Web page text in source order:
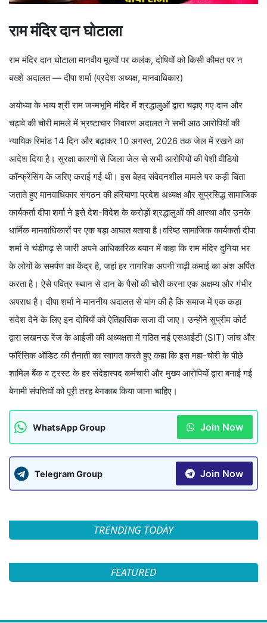
राम मंदिर दान घोटाला
राम मंदिर दान घोटाला मानवीय मूल्यों पर कलंक, दोषियों को किसी कीमत पर न
बख्शे अदालत — दीपा शर्मा (प्रदेश अध्यक्ष, मानवाधिकार)
अयोध्या के भव्य श्री राम जन्मभूमि मंदिर में श्रद्धालुओं द्वारा चढ़ाए गए दान और
चढ़ावे की चोरी मामले में भ्रष्टाचार निवारण अदालत ने सभी आठ आरोपियों की
न्यायिक रिमांड 14 दिन और बढ़ाकर 10 अगस्त, 2026 तक जेल में रखने का
आदेश दिया है। सुरक्षा कारणों से जिला जेल से सभी आरोपियों की पेशी वीडियो
कॉन्फ्रेंसिंग के जरिए कराई गई थी। इस बेहद संवेदनशील मामले पर कड़ी चिंता
जताते हुए मानवाधिकार संगठन की हरियाणा प्रदेश अध्यक्ष और सुप्रसिद्ध सामाजिक
कार्यकर्ता दीपा शर्मा ने इसे देश-विदेश के करोड़ों श्रद्धालुओं की आस्था और उनके
धार्मिक मानवाधिकारों पर एक बड़ा आघात बताया है।वरिष्ठ सामाजिक कार्यकर्ता दीपा
शर्मा ने चंडीगढ़ से जारी अपने आधिकारिक बयान में कहा कि राम मंदिर दुनिया भर
के लोगों के समर्पण का केंद्र है, जहां हर नागरिक अपनी गाढ़ी कमाई का अंश अर्पित
करता है। ऐसे पवित्र स्थान से दान के पैसों की चोरी करना एक अक्षम्य और गंभीर
अपराध है। दीपा शर्मा ने माननीय अदालत से मांग की है कि समाज में एक कड़ा
संदेश देने के लिए इन दोषियों को ऐतिहासिक सजा दी जाए। उन्होंने सुप्रीम कोर्ट
द्वारा लखनऊ रेंज के आईजी की अध्यक्षता में गठित नई एसआईटी (SIT) जांच और
फॉरेंसिक ऑडिट की तैनाती का स्वागत करते हुए कहा कि इस महा-चोरी के पीछे
शामिल बैंक व ट्रस्ट के हर संदेहास्पद कर्मचारी और मुख्य आरोपियों द्वारा बनाई गई
बेनामी संपत्तियों को पूरी तरह बेनकाब किया जाना चाहिए।
WhatsApp Group Join Now
Telegram Group Join Now
TRENDING TODAY
FEATURED